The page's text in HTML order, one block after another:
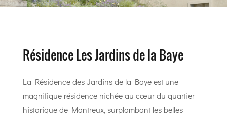
Résidence Les Jardins de la Baye
La Résidence des Jardins de la Baye est une
magnifique résidence nichée au cœur du quartier
historique de Montreux, surplombant les belles